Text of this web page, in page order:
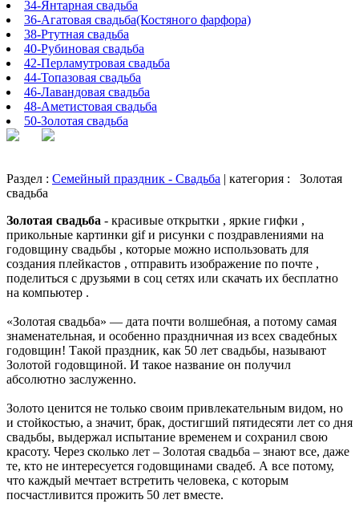
34-Янтарная свадьба
36-Агатовая свадьба(Костяного фарфора)
38-Ртутная свадьба
40-Рубиновая свадьба
42-Перламутровая свадьба
44-Топазовая свадьба
46-Лавандовая свадьба
48-Аметистовая свадьба
50-Золотая свадьба
Раздел : Семейный праздник - Свадьба | категория : Золотая
свадьба
Золотая свадьба - красивые открытки , яркие гифки ,
прикольные картинки gif и рисунки с поздравлениями на
годовщину свадьбы , которые можно использовать для
создания плейкастов , отправить изображение по почте ,
поделиться с друзьями в соц сетях или скачать их бесплатно
на компьютер .
«Золотая свадьба» — дата почти волшебная, а потому самая
знаменательная, и особенно праздничная из всех свадебных
годовщин! Такой праздник, как 50 лет свадьбы, называют
Золотой годовщиной. И такое название он получил
абсолютно заслуженно.
Золото ценится не только своим привлекательным видом, но
и стойкостью, а значит, брак, достигший пятидесяти лет со дня
свадьбы, выдержал испытание временем и сохранил свою
красоту. Через сколько лет – Золотая свадьба – знают все, даже
те, кто не интересуется годовщинами свадеб. А все потому,
что каждый мечтает встретить человека, с которым
посчастливится прожить 50 лет вместе.